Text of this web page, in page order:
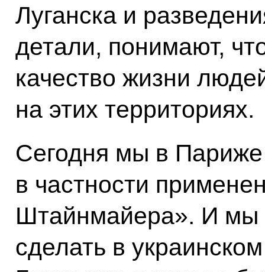
Луганска и
детали, понимают,
качество жизни
на этих территориях.
Сегодня мы в
в частности
Штайнмайера». И мы
сделать в